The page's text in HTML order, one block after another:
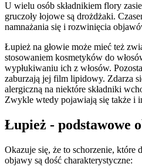
U wielu osób składnikiem flory
gruczoły łojowe są drożdżaki.
namnażania się i rozwinięcia
Łupież na głowie może mieć też
stosowaniem kosmetyków do
wypłukiwaniu ich z włosów.
zaburzają jej film lipidowy. Zdarza
alergiczną na niektóre składniki
Zwykle wtedy pojawiają się także i
Łupież - podstawowe
Okazuje się, że to schorzenie, które
objawy są dość charakterystyczne: